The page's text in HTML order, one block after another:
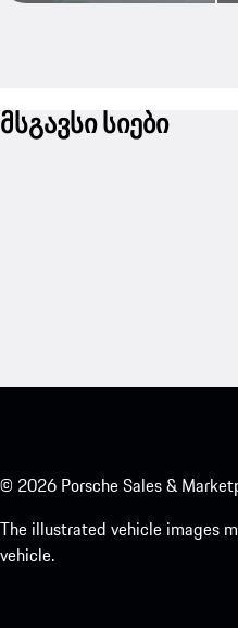
მსგავსი სიები
© 2026 Porsche Sales &
The illustrated vehicle images
vehicle.